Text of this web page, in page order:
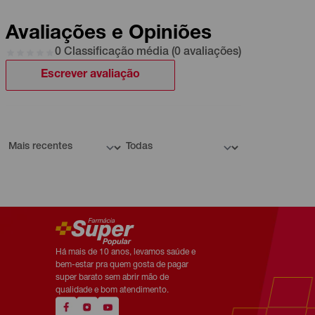
Avaliações e Opiniões
0 Classificação média (0 avaliações)
Escrever avaliação
Há mais de 10 anos, levamos saúde e
bem-estar pra quem gosta de pagar
super barato sem abrir mão de
qualidade e bom atendimento.